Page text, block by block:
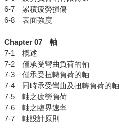
6-7 累積疲勞損傷
6-8 表面強度
Chapter 07軸
7-1 概述
7-2 僅承受彎曲負荷的軸
7-3 僅承受扭轉負荷的軸
7-4 同時承受彎曲及扭轉負荷的軸
7-5 軸之疲勞負荷
7-6 軸之臨界速率
7-7 軸設計原則